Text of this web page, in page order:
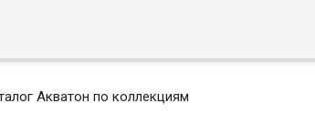
Акватон по коллекциям